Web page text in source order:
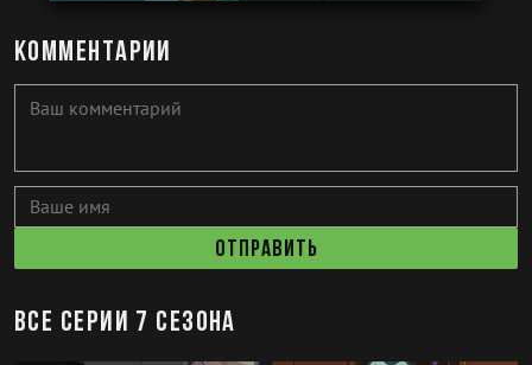
Комментарии
Отправить
Все серии 7 сезона